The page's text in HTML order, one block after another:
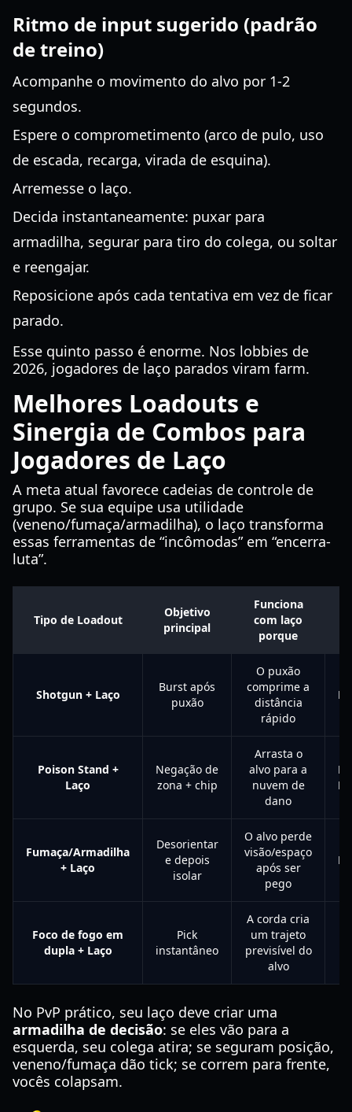
Ritmo de input sugerido (padrão
de treino)
Acompanhe o movimento do alvo por 1-2
segundos.
Espere o comprometimento (arco de pulo, uso
de escada, recarga, virada de esquina).
Arremesse o laço.
Decida instantaneamente: puxar para
armadilha, segurar para tiro do colega, ou soltar
e reengajar.
Reposicione após cada tentativa em vez de ficar
parado.
Esse quinto passo é enorme. Nos lobbies de
2026, jogadores de laço parados viram farm.
Melhores Loadouts e
Sinergia de Combos para
Jogadores de Laço
A meta atual favorece cadeias de controle de
grupo. Se sua equipe usa utilidade
(veneno/fumaça/armadilha), o laço transforma
essas ferramentas de “incômodas” em “encerra-
luta”.
Tipo de Loadout
Objetivo
principal
Funciona
com laço
porque
Shotgun + Laço
Burst após
puxão
O puxão
comprime a
distância
rápido
Poison Stand +
Laço
Negação de
zona + chip
Arrasta o
alvo para a
nuvem de
dano
Fumaça/Armadilha
+ Laço
Desorientar
e depois
isolar
O alvo perde
visão/espaço
após ser
pego
Foco de fogo em
dupla + Laço
Pick
instantâneo
A corda cria
um trajeto
previsível do
alvo
No PvP prático, seu laço deve criar uma
armadilha de decisão: se eles vão para a
esquerda, seu colega atira; se seguram posição,
veneno/fumaça dão tick; se correm para frente,
vocês colapsam.